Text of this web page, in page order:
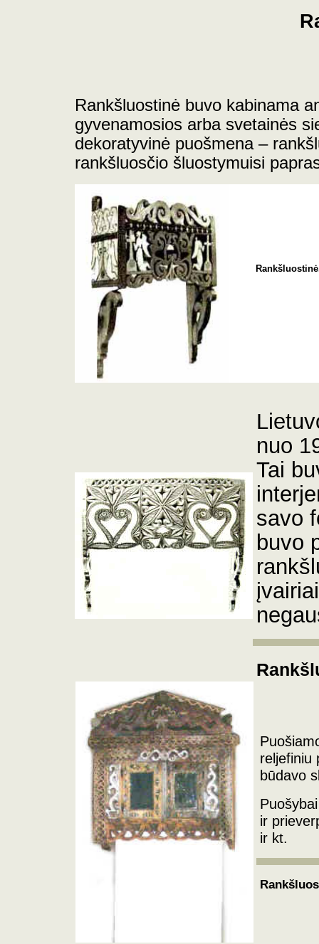
Rankšluostinė buvo kabinama
gyvenamosios arba svetainės
dekoratyvinė puošmena –
rankšluosčio šluostymuisi
nuo
Tai
savo
buvo
reljefiniu
būdavo
ir
ir kt.